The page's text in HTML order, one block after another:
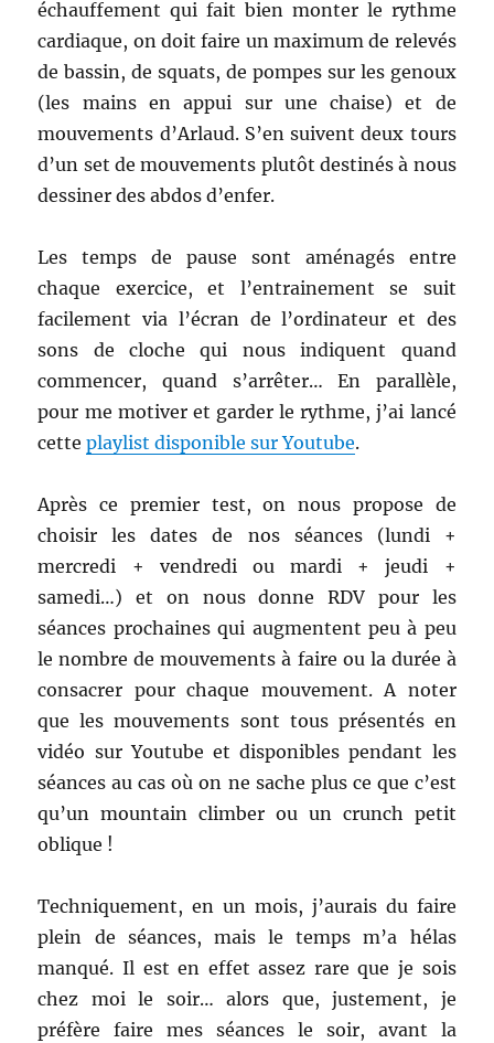
échauffement qui fait bien monter le rythme
cardiaque, on doit faire un maximum de relevés
de bassin, de squats, de pompes sur les genoux
(les mains en appui sur une chaise) et de
mouvements d’Arlaud. S’en suivent deux tours
d’un set de mouvements plutôt destinés à nous
dessiner des abdos d’enfer.
Les temps de pause sont aménagés entre
chaque exercice, et l’entrainement se suit
facilement via l’écran de l’ordinateur et des
sons de cloche qui nous indiquent quand
commencer, quand s’arrêter… En parallèle,
pour me motiver et garder le rythme, j’ai lancé
cetteplaylist disponible sur Youtube.
Après ce premier test, on nous propose de
choisir les dates de nos séances (lundi +
mercredi + vendredi ou mardi + jeudi +
samedi…) et on nous donne RDV pour les
séances prochaines qui augmentent peu à peu
le nombre de mouvements à faire ou la durée à
consacrer pour chaque mouvement. A noter
que les mouvements sont tous présentés en
vidéo sur Youtube et disponibles pendant les
séances au cas où on ne sache plus ce que c’est
qu’un mountain climber ou un crunch petit
oblique !
Techniquement, en un mois, j’aurais du faire
plein de séances, mais le temps m’a hélas
manqué. Il est en effet assez rare que je sois
chez moi le soir… alors que, justement, je
préfère faire mes séances le soir, avant la